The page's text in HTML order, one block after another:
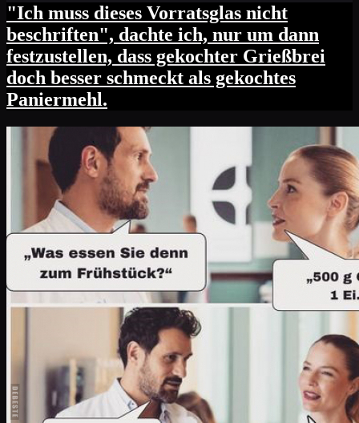
"Ich muss dieses Vorratsglas nicht
beschriften", dachte ich, nur um dann
festzustellen, dass gekochter Grießbrei
doch besser schmeckt als gekochtes
Paniermehl.